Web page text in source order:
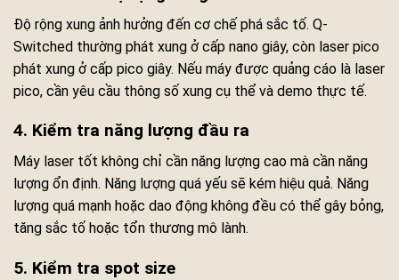
Độ rộng xung ảnh hưởng đến cơ chế phá sắc tố. Q-
Switched thường phát xung ở cấp nano giây, còn laser pico
phát xung ở cấp pico giây. Nếu máy được quảng cáo là laser
pico, cần yêu cầu thông số xung cụ thể và demo thực tế.
4. Kiểm tra năng lượng đầu ra
Máy laser tốt không chỉ cần năng lượng cao mà cần năng
lượng ổn định. Năng lượng quá yếu sẽ kém hiệu quả. Năng
lượng quá mạnh hoặc dao động không đều có thể gây bỏng,
tăng sắc tố hoặc tổn thương mô lành.
5. Kiểm tra spot size